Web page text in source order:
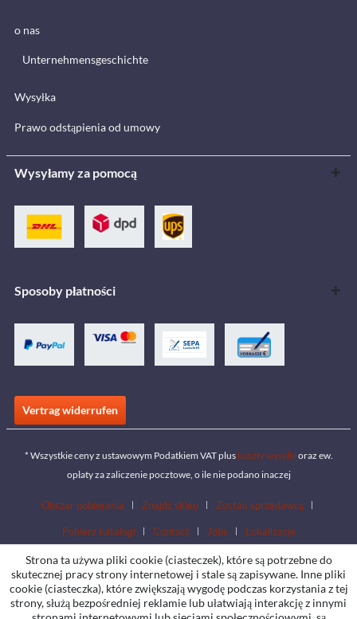
o nas
Unternehmensgeschichte
Wysyłka
Prawo odstąpienia od umowy
Wysyłamy za pomocą
Sposoby płatności
Vertrag widerrufen
* Wszystkie ceny z ustawowym Podatkiem VAT plus koszty wysyłki oraz ew.
opłaty za zaliczenie pocztowe, o ile nie podano inaczej
Obszar pobierania Znajdź sklep Zostań sprzedawcą
Pobierz katalogi Contact Jobs Lokalizacje
Strona ta używa pliki cookie (ciasteczek), które są potrzebne do
skutecznej pracy strony internetowej i stale są zapisywane. Inne pliki
cookie (ciasteczka), które zwiększają wygodę podczas korzystania z tej
strony, służą bezpośredniej reklamie lub ułatwiają interakcję z innymi